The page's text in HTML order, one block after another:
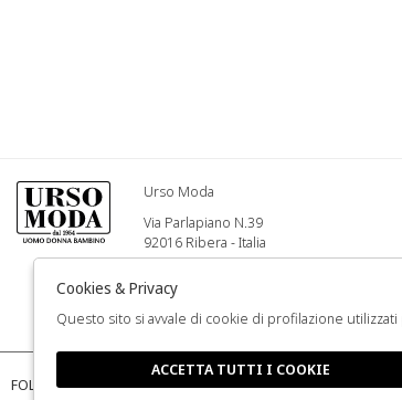
Urso Moda
Via Parlapiano N.39
92016 Ribera - Italia
Info@ursomoda.com
+39 092567939
FOLLOW US
Cookies & Privacy
Questo sito si avvale di cookie di profilazione
ACCETTA TUTTI I COOKIE